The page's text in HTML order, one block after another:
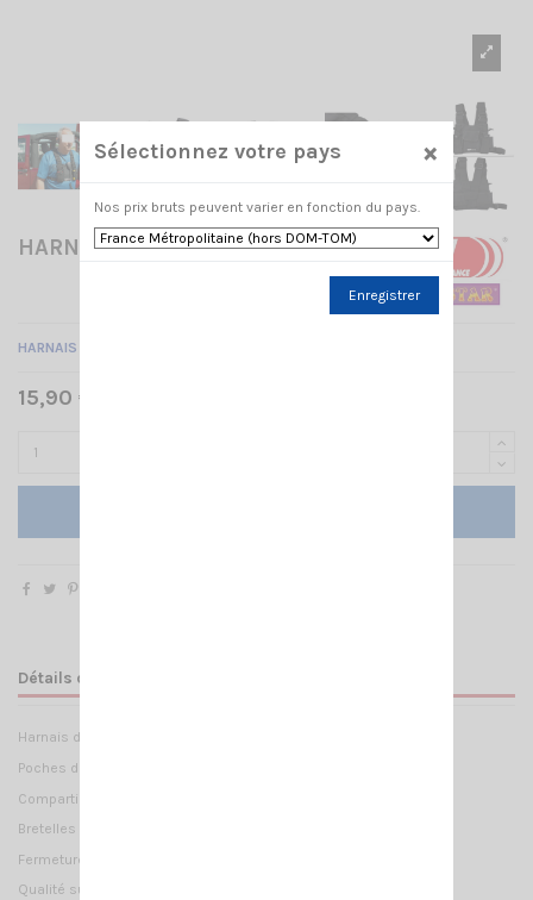
HARNAIS TALKY CRT-HT4
HARNAIS 2 TALKY ET/OU AUTRE + POCHES - HAUTE QUALITÉ -
15,90 € TTC
Détails du produit
Harnais de portage CRT HT4 pour deux talky walky
Poches de rangement devant et derrière (iphone, papiers ...)
Compartiments talky réglables avec scratch
Bretelles ajustables
Fermetures clips rapides
Qualité supérieure
Sélectionnez votre pays ×
Nos prix bruts peuvent varier en fonction du pays.
Enregistrer